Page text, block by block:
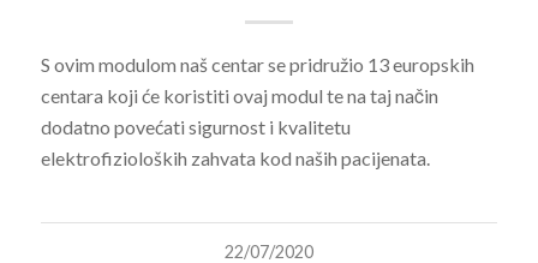
S ovim modulom naš centar se pridružio 13 europskih
centara koji će koristiti ovaj modul te na taj način
dodatno povećati sigurnost i kvalitetu
elektrofizioloških zahvata kod naših pacijenata.
22/07/2020